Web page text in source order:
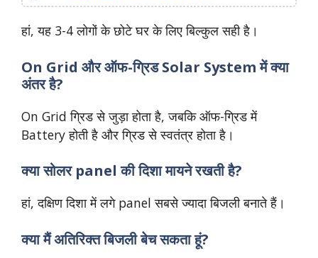
हां, यह 3-4 लोगों के छोटे घर के लिए बिल्कुल सही है।
On Grid और ऑफ-ग्रिड Solar System में क्या
अंतर है?
On Grid ग्रिड से जुड़ा होता है, जबकि ऑफ-ग्रिड में
Battery होती है और ग्रिड से स्वतंत्र होता है।
क्या सोलर panel की दिशा मायने रखती है?
हां, दक्षिण दिशा में लगे panel सबसे ज्यादा बिजली बनाते हैं।
क्या मैं अतिरिक्त बिजली बेच सकता हूं?